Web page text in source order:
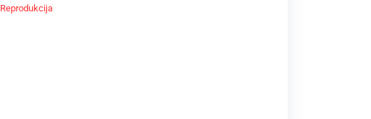
Reprodukcija